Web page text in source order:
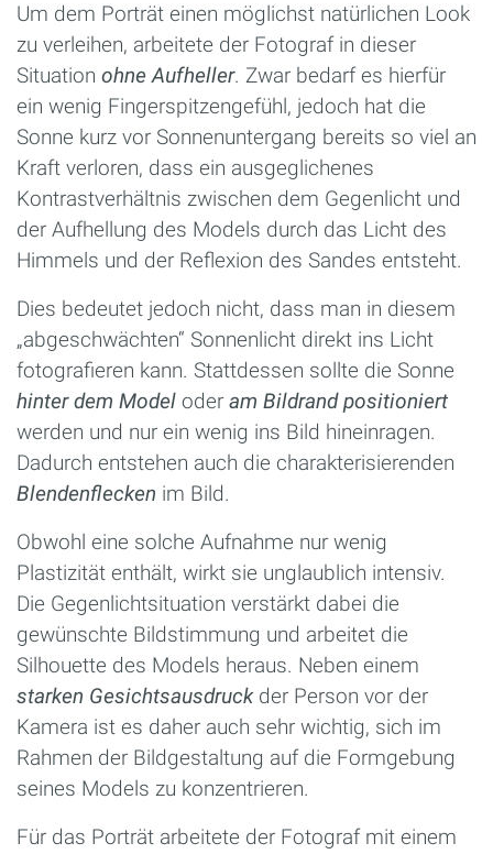
Um dem Porträt einen möglichst natürlichen Look
zu verleihen, arbeitete der Fotograf in dieser
Situation ohne Aufheller. Zwar bedarf es hierfür
ein wenig Fingerspitzengefühl, jedoch hat die
Sonne kurz vor Sonnenuntergang bereits so viel an
Kraft verloren, dass ein ausgeglichenes
Kontrastverhältnis zwischen dem Gegenlicht und
der Aufhellung des Models durch das Licht des
Himmels und der Reflexion des Sandes entsteht.
Dies bedeutet jedoch nicht, dass man in diesem
„abgeschwächten“ Sonnenlicht direkt ins Licht
fotografieren kann. Stattdessen sollte die Sonne
hinter dem Model oder am Bildrand positioniert
werden und nur ein wenig ins Bild hineinragen.
Dadurch entstehen auch die charakterisierenden
Blendenflecken im Bild.
Obwohl eine solche Aufnahme nur wenig
Plastizität enthält, wirkt sie unglaublich intensiv.
Die Gegenlichtsituation verstärkt dabei die
gewünschte Bildstimmung und arbeitet die
Silhouette des Models heraus. Neben einem
starken Gesichtsausdruckder Person vor der
Kamera ist es daher auch sehr wichtig, sich im
Rahmen der Bildgestaltung auf die Formgebung
seines Models zu konzentrieren.
Für das Porträt arbeitete der Fotograf mit einem